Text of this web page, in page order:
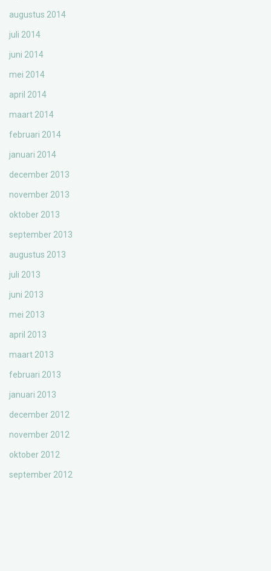
augustus 2014
juli 2014
juni 2014
mei 2014
april 2014
maart 2014
februari 2014
januari 2014
december 2013
november 2013
oktober 2013
september 2013
augustus 2013
juli 2013
juni 2013
mei 2013
april 2013
maart 2013
februari 2013
januari 2013
december 2012
november 2012
oktober 2012
september 2012